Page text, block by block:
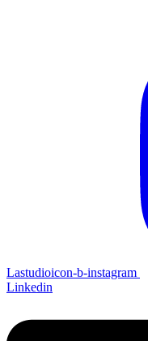
Lastudioicon-b-instagram
Linkedin